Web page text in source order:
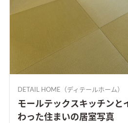
DETAIL HOME（ディテールホーム）
モールテックスキッチンと
わった住まいの居室写真